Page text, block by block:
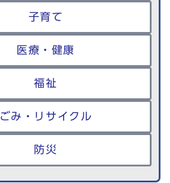
子育て
医療・健康
福祉
ごみ・リサイクル
防災